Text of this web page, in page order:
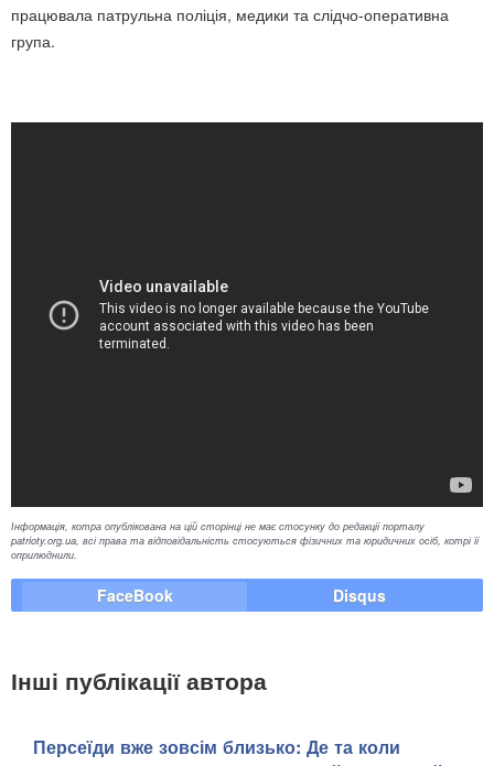
працювала патрульна поліція, медики та слідчо-оперативна
група.
Інформація, котра опублікована на цій сторінці не має стосунку до редакції порталу
patrioty.org.ua, всі права та відповідальність стосуються фізичних та юридичних осіб, котрі її
оприлюднили.
FaceBook Disqus
Інші публікації автора
Персеїди вже зовсім близько: Де та коли